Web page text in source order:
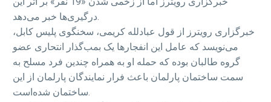
درگیری‌ها خبر می‌دهد.
خبرگزاری رویترز از قول عبادلله کریمی، سخنگوی پلیس کابل،
می‌نویسد که عامل این انفجارها یک بمب‌گذار انتحاری عضو
گروه طالبان بوده که حمله او به همراه چندین فرد مسلح به
سمت ساختمان پارلمان باعث فرار نمایندگان پارلمان از این
ساختمان شده‌است.